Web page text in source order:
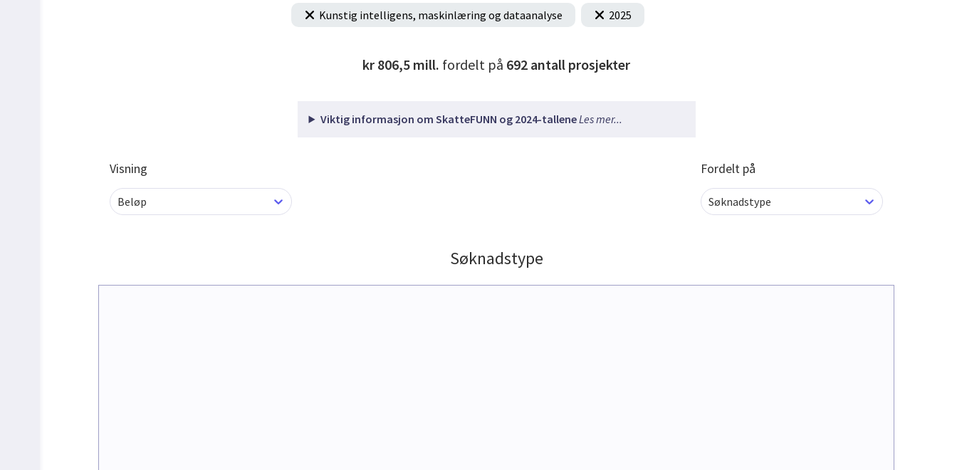
Kunstig intelligens, maskinlæring og dataanalyse 2025
kr 806,5 mill. fordelt på 692 antall prosjekter
Viktig informasjon om SkatteFUNN og 2024-talleneLes mer...
Visning
Beløp
Fordelt på
Søknadstype
Søknadstype